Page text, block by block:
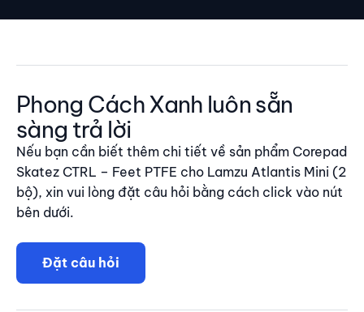
Phong Cách Xanh luôn sẵn
sàng trả lời
Nếu bạn cần biết thêm chi tiết về sản phẩm Corepad
Skatez CTRL – Feet PTFE cho Lamzu Atlantis Mini (2
bộ), xin vui lòng đặt câu hỏi bằng cách click vào nút
bên dưới.
Đặt câu hỏi